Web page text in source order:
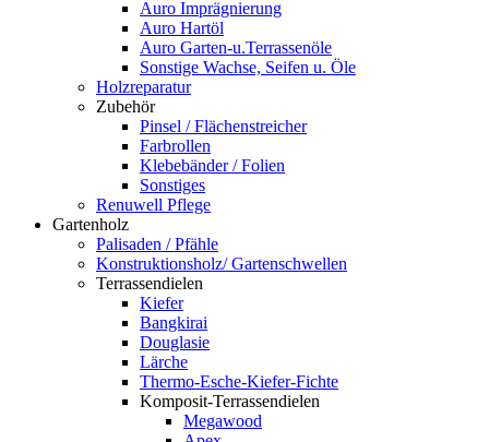
Auro Imprägnierung
Auro Hartöl
Auro Garten-u.Terrassenöle
Sonstige Wachse, Seifen u. Öle
Holzreparatur
Zubehör
Pinsel / Flächenstreicher
Farbrollen
Klebebänder / Folien
Sonstiges
Renuwell Pflege
Gartenholz
Palisaden / Pfähle
Konstruktionsholz/ Gartenschwellen
Terrassendielen
Kiefer
Bangkirai
Douglasie
Lärche
Thermo-Esche-Kiefer-Fichte
Komposit-Terrassendielen
Megawood